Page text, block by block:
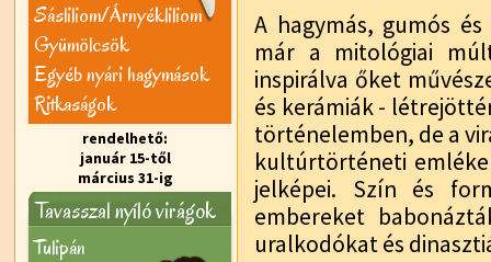
Sásliliom/Árnyékliliom
Gyümölcsök
Egyéb nyári hagymások
Ritkaságok
rendelhető:
január 15-től
március 31-ig
Tavasszal nyíló virágok
Tulipán
A hagymás, gumós
már a mitológiai
inspirálva őket
és kerámiák -
történelemben, de a
kultúrtörténeti
jelképei. Szín és
embereket
uralkodókat és